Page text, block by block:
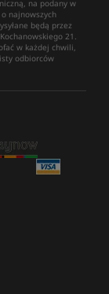
na podany w
najnowszych
będą przez
21.
w każdej chwili,
odbiorców